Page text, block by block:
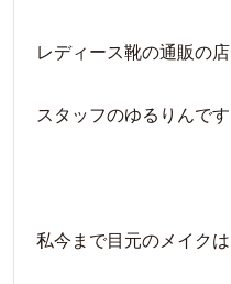
レディース靴の通販の
スタッフのゆるりんで
私今まで目元のメイク